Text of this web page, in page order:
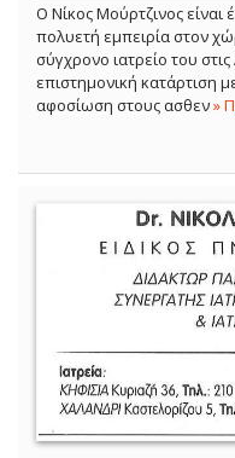
Ο Νίκος Μούρτζινος είναι
πολυετή εμπειρία στον
σύγχρονο ιατρείο του
επιστημονική κατάρτιση
αφοσίωση στους ασθεν»